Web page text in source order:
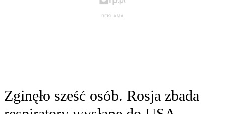
Zginęło sześć osób. Rosja zbada